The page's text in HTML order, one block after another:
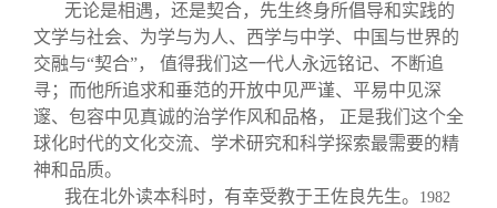
无论是相遇，还是契合，先生终身所倡导和实践的
文学与社会、为学与为人、西学与中学、中国与世界的
交融与“契合”， 值得我们这一代人永远铭记、不断追
寻；而他所追求和垂范的开放中见严谨、平易中见深
邃、包容中见真诚的治学作风和品格， 正是我们这个全
球化时代的文化交流、学术研究和科学探索最需要的精
神和品质。
我在北外读本科时，有幸受教于王佐良先生。
1982